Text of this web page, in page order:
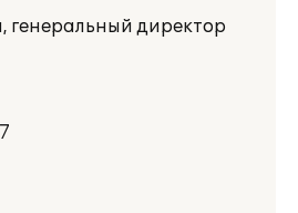
генеральный директор